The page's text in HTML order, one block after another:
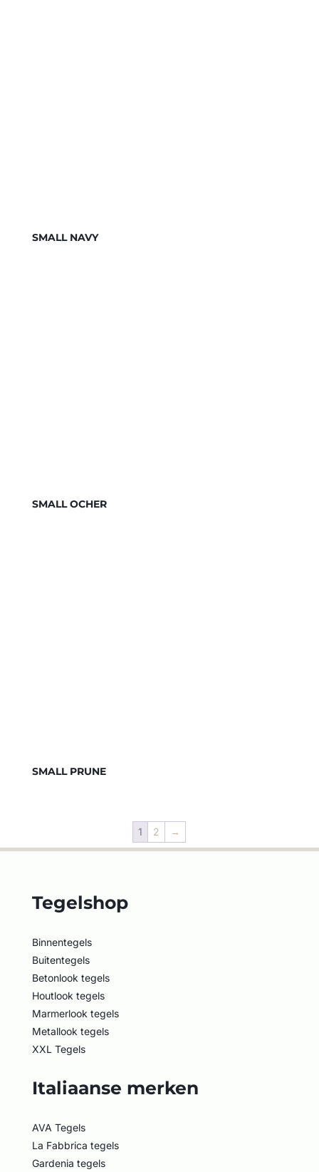
SMALL NAVY
SMALL OCHER
SMALL PRUNE
1 2 →
Tegelshop
Binnentegels
Buitentegels
Betonlook tegels
Houtlook tegels
Marmerlook tegels
Metallook tegels
XXL Tegels
Italiaanse merken
AVA Tegels
La Fabbrica tegels
Gardenia tegels